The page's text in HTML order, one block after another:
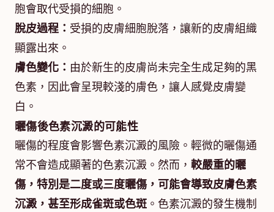
胞會取代受損的細胞。
脫皮過程： 受損的皮膚細胞脫落，讓新的皮膚組織
顯露出來。
膚色變化： 由於新生的皮膚尚未完全生成足夠的黑
色素，因此會呈現較淺的膚色，讓人感覺皮膚變
白。
曬傷後色素沉澱的可能性
曬傷的程度會影響色素沉澱的風險。輕微的曬傷通
常不會造成顯著的色素沉澱。然而， 較嚴重的曬
傷，特別是二度或三度曬傷，可能會導致皮膚色素
沉澱，甚至形成雀斑或色斑 。色素沉澱的發生機制